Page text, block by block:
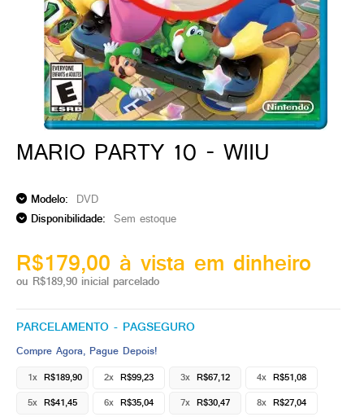
MARIO PARTY 10 - WIIU
Modelo: DVD
Disponibilidade: Sem estoque
R$179,00 à vista em dinheiro
ou R$189,90 inicial parcelado
PARCELAMENTO - PAGSEGURO
Compre Agora, Pague Depois!
1x R$189,90 2x R$99,23 3x R$67,12 4x R$51,08
5x R$41,45 6x R$35,04 7x R$30,47 8x R$27,04